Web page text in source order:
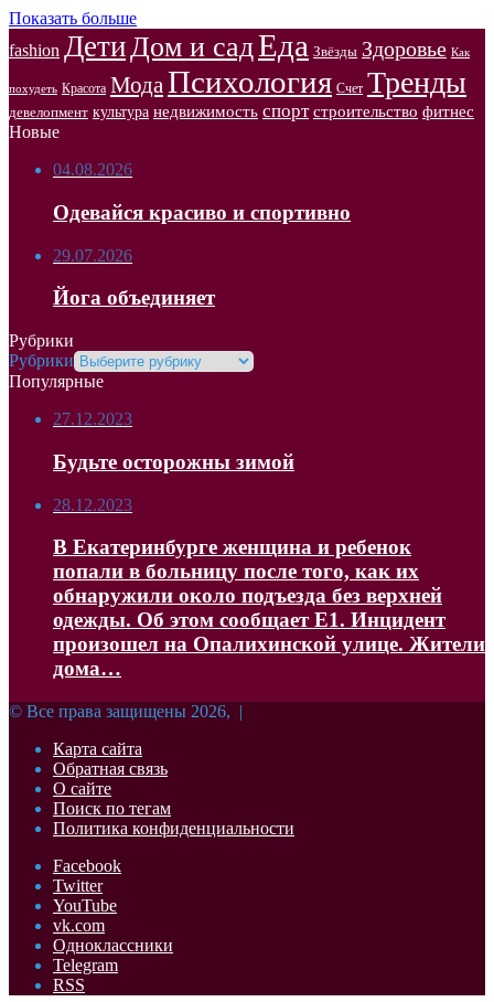
Показать больше
fashion ДетиДом и садЕда Звёзды Здоровье Как
похудеть Красота Мода Психология Счет Тренды
девелопмент культура недвижимость спорт строительство фитнес
Новые
04.08.2026
Одевайся красиво и спортивно
29.07.2026
Йога объединяет
Рубрики
Рубрики
Популярные
27.12.2023
Будьте осторожны зимой
28.12.2023
В Екатеринбурге женщина и ребенок
попали в больницу после того, как их
обнаружили около подъезда без верхней
одежды. Об этом сообщает Е1. Инцидент
произошел на Опалихинской улице. Жители
дома…
© Все права защищены 2026, |
Карта сайта
Обратная связь
О сайте
Поиск по тегам
Политика конфиденциальности
Facebook
Twitter
YouTube
vk.com
Одноклассники
Telegram
RSS